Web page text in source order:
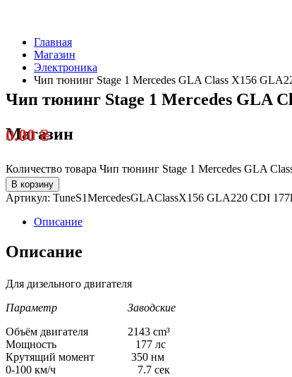
Главная
Магазин
Электроника
Чип тюнинг Stage 1 Mercedes GLA Class X156
Магазин
Чип тюнинг Stage 1 Mercedes GLA
0.00₴
Количество товара Чип тюнинг Stage 1 Mercedes GLA
В корзину
Артикул: TuneS1MercedesGLAClassX156 GLA220 CDI
Описание
Описание
Для дизельного двигателя
Параметр Заводские
Объём двигателя 2143 cm³
Мощность 177 лс
Крутящий момент 350 нм
0-100 км/ч 7.7 сек